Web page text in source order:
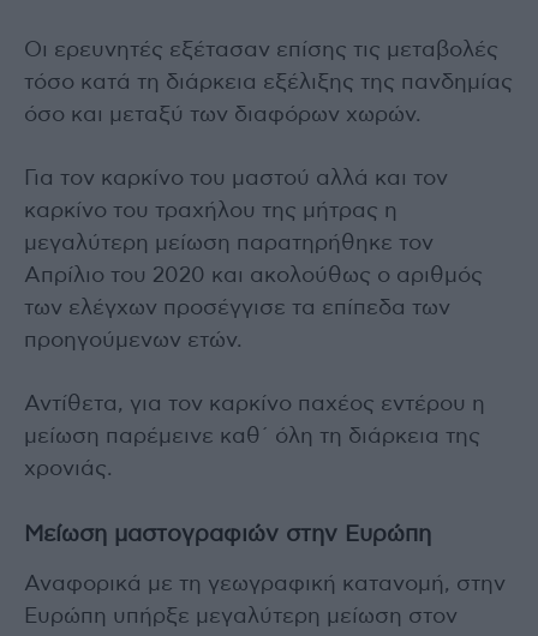
Οι ερευνητές εξέτασαν επίσης τις μεταβολές
τόσο κατά τη διάρκεια εξέλιξης της πανδημίας
όσο και μεταξύ των διαφόρων χωρών.
Για τον καρκίνο του μαστού αλλά και τον
καρκίνο του τραχήλου της μήτρας η
μεγαλύτερη μείωση παρατηρήθηκε τον
Απρίλιο του 2020 και ακολούθως ο αριθμός
των ελέγχων προσέγγισε τα επίπεδα των
προηγούμενων ετών.
Αντίθετα, για τον καρκίνο παχέος εντέρου η
μείωση παρέμεινε καθ΄ όλη τη διάρκεια της
χρονιάς.
Μείωση μαστογραφιών στην Ευρώπη
Αναφορικά με τη γεωγραφική κατανομή, στην
Ευρώπη υπήρξε μεγαλύτερη μείωση στον